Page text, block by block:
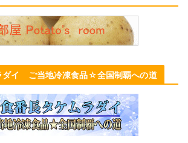
ダイ ご当地冷凍食品☆全国制覇への道